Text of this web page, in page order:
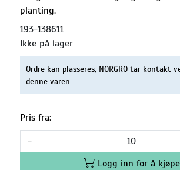
planting.
193-138611
Ikke på lager
Ordre kan plasseres, NORGRO tar kontakt
denne varen
Pris fra:
-
Logg inn for å kjøpe